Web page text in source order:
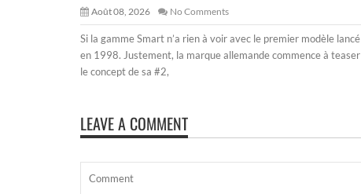
Août 08, 2026 No Comments
Si la gamme Smart n’a rien à voir avec le premier modèle lancé
en 1998. Justement, la marque allemande commence à teaser
le concept de sa #2,
LEAVE A COMMENT